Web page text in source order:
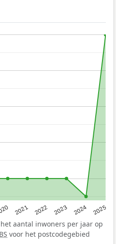
2021 2022 2023 2024 2025
aantal inwoners per jaar op
voor het postcodegebied